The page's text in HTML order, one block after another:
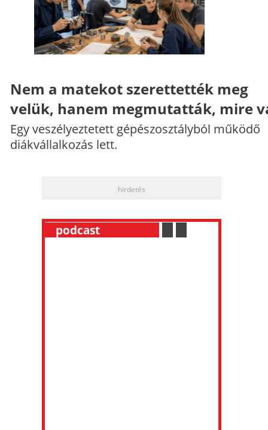
Nem a matekot szerettették meg
velük, hanem megmutatták, mire
Egy veszélyeztetett gépészosztályból működő
diákvállalkozás lett.
hirdetés
podcast